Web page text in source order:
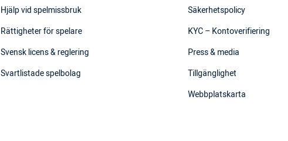
Hjälp vid spelmissbruk
Rättigheter för spelare
Svensk licens & reglering
Svartlistade spelbolag
Säkerhetspolicy
KYC – Kontoverifiering
Press & media
Tillgänglighet
Webbplatskarta